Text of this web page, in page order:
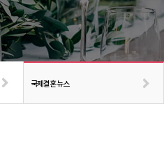
국제결혼 뉴스